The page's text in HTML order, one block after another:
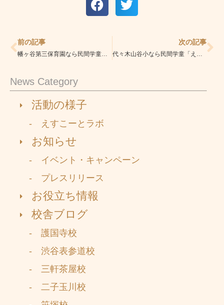
News Category
活動の様子
- えすこーとラボ
お知らせ
- イベント・キャンペーン
- プレスリリース
お役立ち情報
校舎ブログ
- 護国寺校
- 渋谷表参道校
- 三軒茶屋校
- 二子玉川校
前の記事
幡ヶ谷第三保育園なら民間学童「えすこーと笹塚校」|安心の学童|学習指導・習い事も充実
次の記事
代々木山谷小なら民間学童「えすこーと笹塚校」|安心の学童|学習指導・習い事も充実